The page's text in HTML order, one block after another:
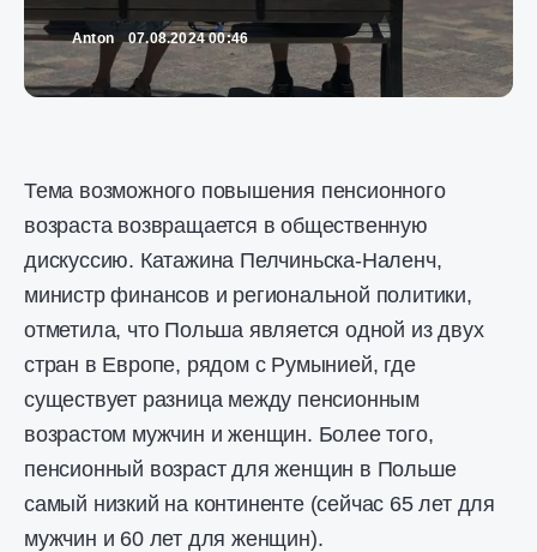
Anton 07.08.2024 00:46
Тема возможного повышения пенсионного
возраста возвращается в общественную
дискуссию. Катажина Пелчиньска-Наленч,
министр финансов и региональной политики,
отметила, что Польша является одной из двух
стран в Европе, рядом с Румынией, где
существует разница между пенсионным
возрастом мужчин и женщин. Более того,
пенсионный возраст для женщин в Польше
самый низкий на континенте (сейчас 65 лет для
мужчин и 60 лет для женщин).